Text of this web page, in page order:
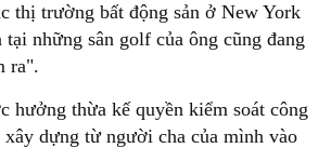
thị trường bất động sản ở New York
những sân golf của ông cũng đang
ra".
hưởng thừa kế quyền kiểm soát công
xây dựng từ người cha của mình vào